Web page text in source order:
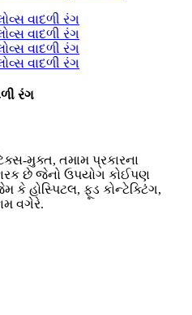
રંગ
મુક્ત, તમામ પ્રકારના
છે જેનો ઉપયોગ કોઈપણ
કે હોસ્પિટલ, ફૂડ કોન્ટેક્ટિંગ,
વગેરે.